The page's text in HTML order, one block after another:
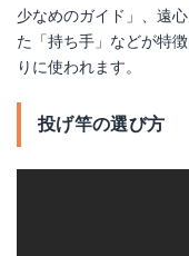
少なめのガイド」、遠
た「持ち手」などが特
りに使われます。
投げ竿の選び方